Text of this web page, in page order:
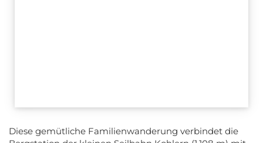
Diese gemütliche Familienwanderung verbindet die